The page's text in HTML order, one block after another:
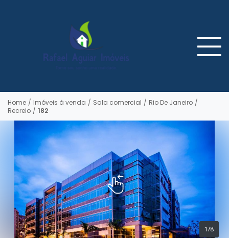
Home / Imóveis à venda / Sala comercial / Rio De Janeiro /
Recreio / 182
1/8